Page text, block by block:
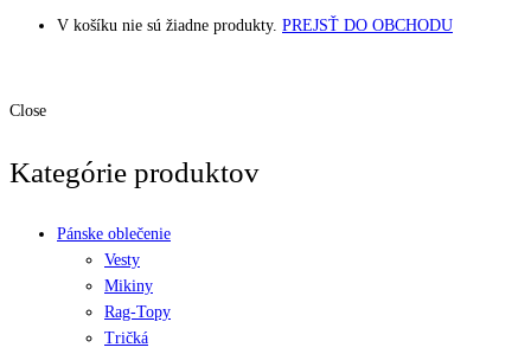
V košíku nie sú žiadne produkty. PREJSŤ DO OBCHODU
Close
Kategórie produktov
Pánske oblečenie
Vesty
Mikiny
Rag-Topy
Tričká